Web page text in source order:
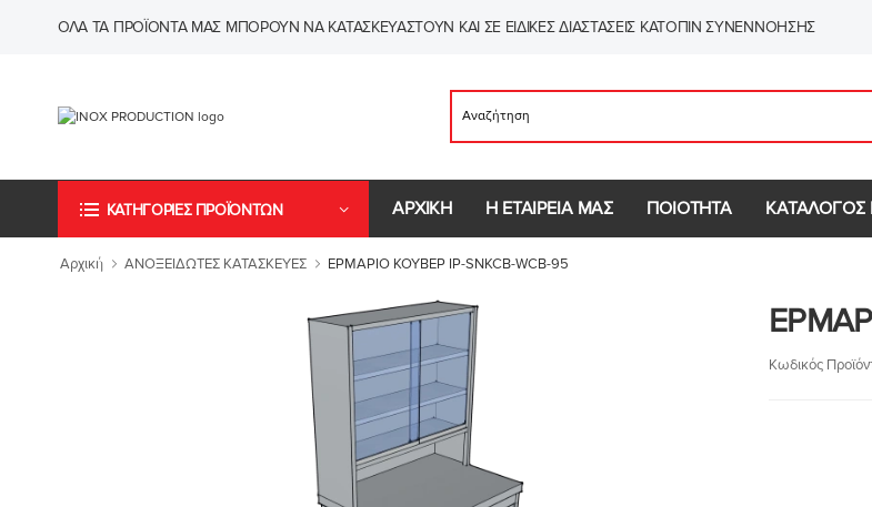
ΌΛΑ ΤΑ ΠΡΟΪΌΝΤΑ ΜΑΣ ΜΠΟΡΟΎΝ ΝΑ ΚΑΤΑΣΚΕΥΑΣΤΟΎΝ ΚΑΙ ΣΕ ΕΙΔΙΚΈΣ ΔΙΑΣΤΆΣΕΙΣ ΚΑΤΌΠΙΝ ΣΥΝΕΝΝΌΗΣΗΣ
ΚΑΤΗΓΟΡΙΕΣ ΠΡΟΪΟΝΤΩΝ ΑΡΧΙΚΗ Η ΕΤΑΙΡΕΙΑ ΜΑΣ ΠΟΙΟΤΗΤΑ ΚΑΤΑΛΟΓΟΣ
Αρχική ΑΝΟΞΕΙΔΩΤΕΣ ΚΑΤΑΣΚΕΥΕΣ ΕΡΜΑΡΙΟ ΚΟΥΒΕΡ IP-SNKCB-WCB-95
Κωδικός